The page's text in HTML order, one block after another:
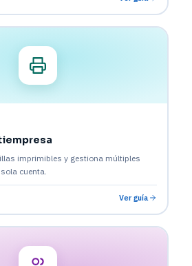
imprimibles y gestiona múltiples
cuenta.
Ver guía